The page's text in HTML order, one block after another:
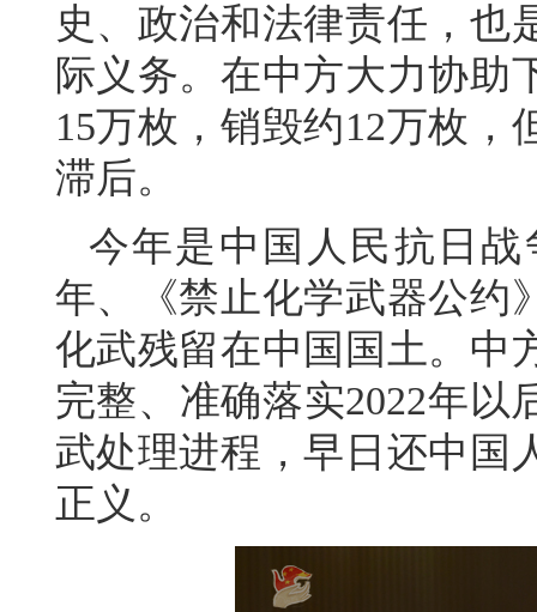
史、政治和法律责任，也
际义务。在中方大力协助
15万枚，销毁约12万枚
滞后。
今年是中国人民抗日
年、《禁止化学武器公约
化武残留在中国国土。中
完整、准确落实2022年
武处理进程，早日还中国
正义。